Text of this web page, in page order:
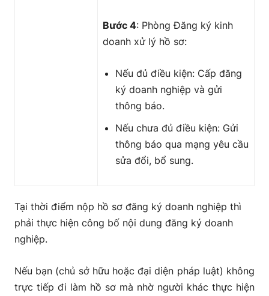
Bước 4: Phòng Đăng ký kinh
doanh xử lý hồ sơ:
Nếu đủ điều kiện: Cấp đăng
ký doanh nghiệp và gửi
thông báo.
Nếu chưa đủ điều kiện: Gửi
thông báo qua mạng yêu cầu
sửa đổi, bổ sung.
Tại thời điểm nộp hồ sơ đăng ký doanh nghiệp thì
phải thực hiện công bố nội dung đăng ký doanh
nghiệp.
Nếu bạn (chủ sở hữu hoặc đại diện pháp luật) không
trực tiếp đi làm hồ sơ mà nhờ người khác thực hiện